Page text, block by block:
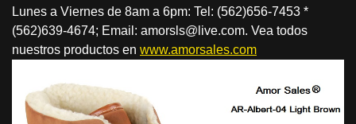
Lunes a Viernes de 8am a 6pm: Tel: (562)656-7453 *
(562)639-4674; Email: amorsls@live.com. Vea todos
nuestros productos en www.amorsales.com